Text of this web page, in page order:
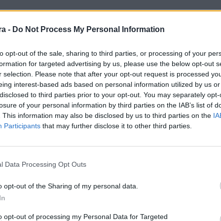
- Do Not Process My Personal Information
opt-out of the sale, sharing to third parties, or processing of your
for targeted advertising by us, please use the below opt-out
selection. Please note that after your opt-out request is processed
interest-based ads based on personal information utilized by us
to third parties prior to your opt-out. You may separately
of your personal information by third parties on the IAB’s list of
This information may also be disclosed by us to third parties on the
Participants that may further disclose it to other third parties.
Data Processing Opt Outs
opt-out of the Sharing of my personal data.
opt-out of processing my Personal Data for Targeted
amb dos triomfs per la mínima al camp del
tenen una oportunitat d'or d'entrar a la zona
de vèncer el sorprenent Linense, situat
tot és nou, res millor que conèixer els
d'ascens en 5a posició. Els andalusos
taula al principi de la temporada, però
en aquestes primeres 14 jornades de
és una de les apostes del conjunt de la
temporada a la Balona. El passat estiu
vestint la samarreta blanc-i-negra: